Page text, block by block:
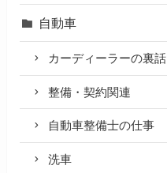
自動車
カーディーラーの裏話
整備・契約関連
自動車整備士の仕事
洗車